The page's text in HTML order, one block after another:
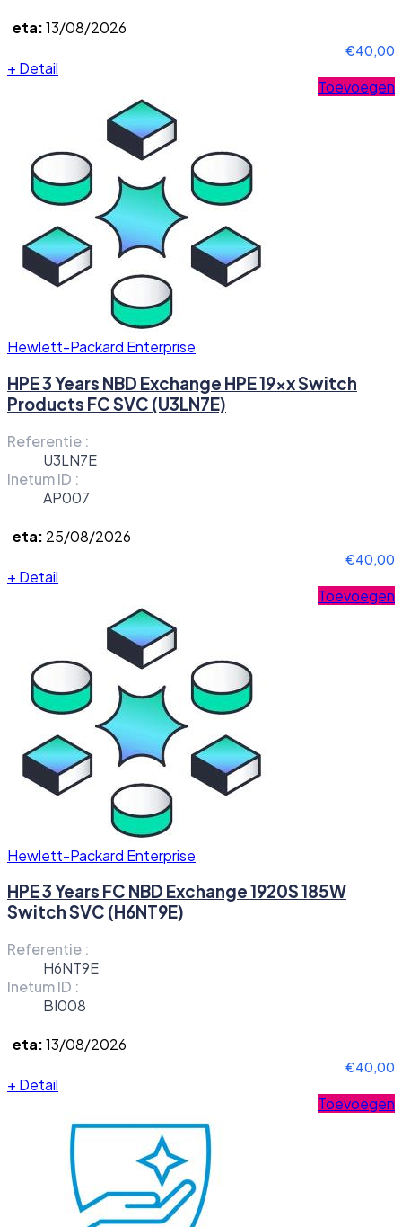
eta:13/08/2026
€40,00
+ Detail
Toevoegen
Hewlett-Packard Enterprise
HPE 3 Years NBD Exchange HPE 19xx Switch
Products FC SVC (U3LN7E)
Referentie :
U3LN7E
Inetum ID :
AP007
eta: 25/08/2026
€40,00
+ Detail
Toevoegen
Hewlett-Packard Enterprise
HPE 3 Years FC NBD Exchange 1920S 185W
Switch SVC (H6NT9E)
Referentie :
H6NT9E
Inetum ID :
BI008
eta:13/08/2026
€40,00
+ Detail
Toevoegen